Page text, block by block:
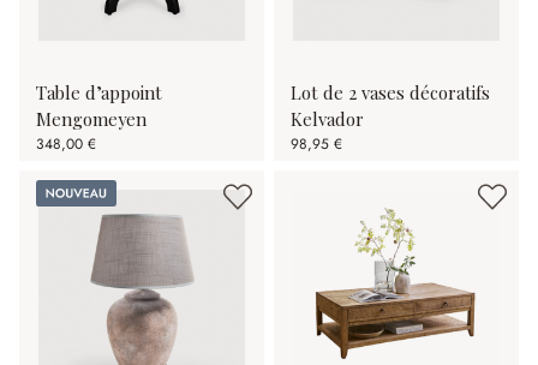
Table d’appoint
Mengomeyen
348,00 €
Lot de 2 vases décoratifs
Kelvador
98,95 €
Nouveau